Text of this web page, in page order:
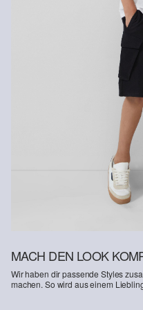
Nachhaltig zertifizierte
Im Bereich nachhaltig
Naturfasern aus
ressourcenschonend angebaut.
Supporting Better Cotton:
Baumwollprodukte
in die Mission von Better
fortzubestehen und zu
schützen und
landwirtschaftliche
wirtschaftlicher Hinsicht,
Anbaumethoden geschult
System der Massenbilanz
findest du unter https://
MACH DEN LOOK
Wir haben dir passende Styles
machen. So wird aus einem